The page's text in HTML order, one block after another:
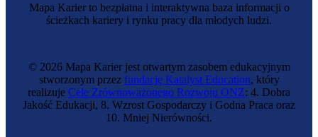
Mapa Karier to bezpłatna i interaktywna baza informacji o
ścieżkach kariery i rynku pracy dla młodych ludzi.
© 2026 Mapa Karier jest otwartym zasobem edukacyjnym
stworzonym przez fundację Katalyst Education, który
realizuje Cele Zrównoważonego Rozwoju ONZ: 4. Dobra
Jakość Edukacji, 8. Wzrost Gospodarczy i Godna Praca oraz
10. Mniej Nierówności.